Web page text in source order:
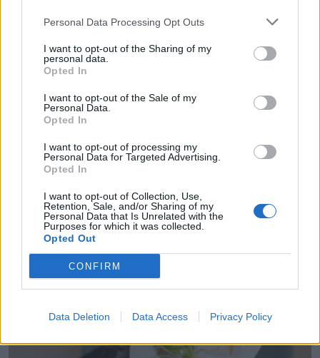
Personal Data Processing Opt Outs
I want to opt-out of the Sharing of my
personal data.
Opted In
I want to opt-out of the Sale of my
Personal Data.
Opted In
I want to opt-out of processing my
Personal Data for Targeted Advertising.
Opted In
I want to opt-out of Collection, Use,
Retention, Sale, and/or Sharing of my
Personal Data that Is Unrelated with the
Purposes for which it was collected.
Opted Out
CONFIRM
Data Deletion Data Access Privacy Policy
Noskaidrots, cik daudz naudas latvieši šogad tērēs svētku
galdam